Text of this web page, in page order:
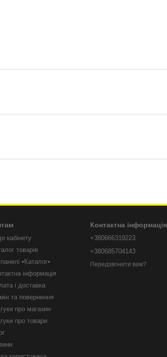
кабінету
товарів
•Каталог•
інформація
і доставка
та повернення
про магазин
про товари
Контактна інформація
+380666319223
+380685704143
Передзвонити вам?